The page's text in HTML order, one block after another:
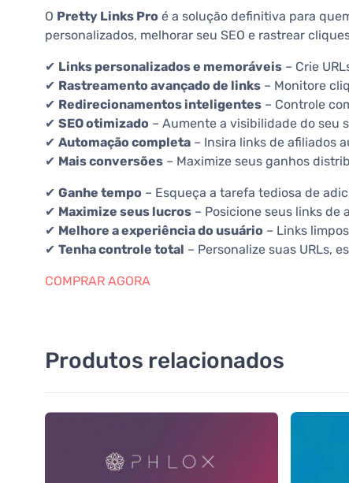
O Pretty Links Pro é a solução definitiva para
personalizados, melhorar seu SEO e rastrear
✔ Links personalizados e memoráveis – Crie
✔ Rastreamento avançado de links – Monitore
✔ Redirecionamentos inteligentes – Controle
✔ SEO otimizado – Aumente a visibilidade do seu
✔ Automação completa – Insira links de afiliados
✔ Mais conversões – Maximize seus ganhos
✔ Ganhe tempo – Esqueça a tarefa tediosa de
✔ Maximize seus lucros – Posicione seus links de
✔ Melhore a experiência do usuário – Links
✔ Tenha controle total – Personalize suas URLs,
COMPRAR AGORA
Produtos relacionados